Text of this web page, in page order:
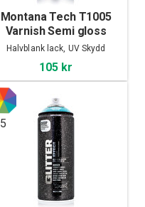
Montana Tech T1005
Varnish Semi gloss
400ml
Halvblank lack, UV Skydd
105 kr
5